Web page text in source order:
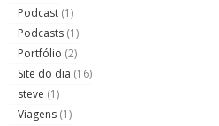
Podcast (1)
Podcasts (1)
Portfólio (2)
Site do dia (16)
steve (1)
Viagens (1)